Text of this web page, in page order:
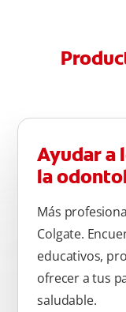
Ayudar a
la
Más
Colgate.
educativos,
ofrecer a tus
saludable.